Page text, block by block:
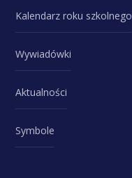
Kalendarz roku szkolnego
Wywiadówki
Aktualności
Symbole